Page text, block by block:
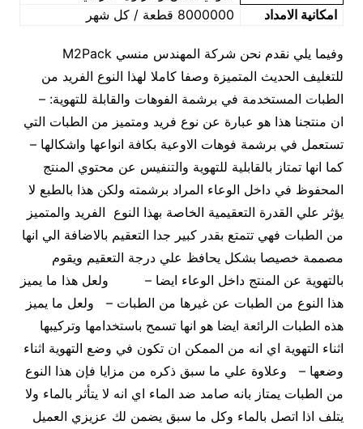
امكانية الامداد
8000000 قطعة / كل شهر
وفيما يلي نقدم نحن شركة المهندس منسي M2Pack
للتغليف الحديث المتميزة وصفا كاملا لهذا النوع الفريد من
الطبات المستخدمة في برشمة الفوهات والقابلة للتهوية: –
ان منتجنا هذا هو عبارة عن نوع فريد ومتميز من الطبات التي
تستعمل في برشمة فوهات الاوعية بكافة انواعها واشكالها –
كما انها تمتاز بالقابلية للتهوية والتنفيس عن محتوي المنتج
المحفوظ في داخل الوعاء المراد برشمته ولكن هذا بالطبع لا
يؤثر علي القدرة التعقيمية الخاصة بهذا النوع الفريد والمتميز
من الطبات فهي تتمتع بقدر كبير جدا التعقيم بالاضافة الي انها
مصممة خصيصا بشكل يحافظ علي درجة التعقيم ويقوم
بالتهوية عن المنتج داخل الوعاء ايضا – ولعل هذا ما يميز
هذا النوع من الطبات عن غيرها من الطبات – ولعل ما يميز
هذه الطبات الرائعة ايضا هو انها تسمح باستخدامها وتركيبها
اثناء التهوية اي انه من الممكن ان تكون في وضع التهوية اثناء
وضعها – وعلاوة علي ما سبق ذكره من مزايا فإن هذا النوع
من الطبات يمتاز بانه صامد ضد الماء اي انه لا يتأثر بالماء ولا
يتلف اذا اتصل بالماء وكل ما سبق يضمن لك عزيزي العميل